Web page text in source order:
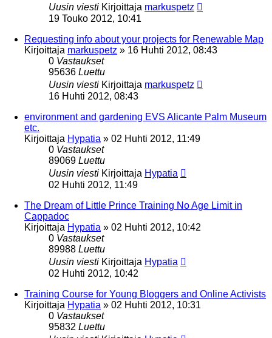
Uusin viesti Kirjoittaja markuspetz
19 Touko 2012, 10:41
Requesting info about your projects for Renewable Map
Kirjoittaja markuspetz » 16 Huhti 2012, 08:43
0 Vastaukset
95636 Luettu
Uusin viesti Kirjoittaja markuspetz
16 Huhti 2012, 08:43
environment and gardening EVS Alicante Palm Museum
etc.
Kirjoittaja Hypatia » 02 Huhti 2012, 11:49
0 Vastaukset
89069 Luettu
Uusin viesti Kirjoittaja Hypatia
02 Huhti 2012, 11:49
The Dream of Little Prince Training No Age Limit in
Cappadoc
Kirjoittaja Hypatia » 02 Huhti 2012, 10:42
0 Vastaukset
89988 Luettu
Uusin viesti Kirjoittaja Hypatia
02 Huhti 2012, 10:42
Training Course for Young Bloggers and Online Activists
Kirjoittaja Hypatia » 02 Huhti 2012, 10:31
0 Vastaukset
95832 Luettu